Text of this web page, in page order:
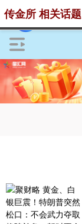
传金所 相关话题